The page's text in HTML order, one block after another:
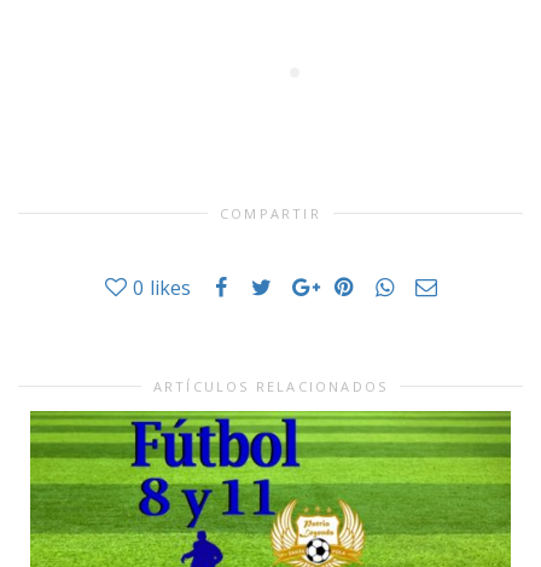
COMPARTIR
0 likes
ARTÍCULOS RELACIONADOS